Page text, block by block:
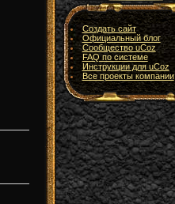
Создать сайт
Официальный блог
Сообщество uCoz
FAQ по системе
Инструкции для uCoz
Все проекты компании